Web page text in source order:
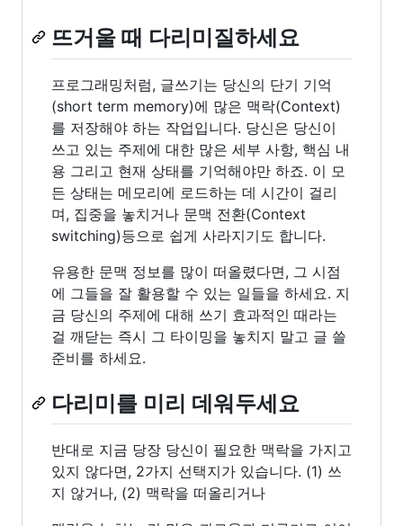
뜨거울 때 다리미질하세요
프로그래밍처럼, 글쓰기는 당신의 단기 기억
(short term memory)에 많은 맥락(Context)
를 저장해야 하는 작업입니다. 당신은 당신이
쓰고 있는 주제에 대한 많은 세부 사항, 핵심 내
용 그리고 현재 상태를 기억해야만 하죠. 이 모
든 상태는 메모리에 로드하는 데 시간이 걸리
며, 집중을 놓치거나 문맥 전환(Context
switching)등으로 쉽게 사라지기도 합니다.
유용한 문맥 정보를 많이 떠올렸다면, 그 시점
에 그들을 잘 활용할 수 있는 일들을 하세요. 지
금 당신의 주제에 대해 쓰기 효과적인 때라는
걸 깨닫는 즉시 그 타이밍을 놓치지 말고 글 쓸
준비를 하세요.
다리미를 미리 데워두세요
반대로 지금 당장 당신이 필요한 맥락을 가지고
있지 않다면, 2가지 선택지가 있습니다. (1) 쓰
지 않거나, (2) 맥락을 떠올리거나